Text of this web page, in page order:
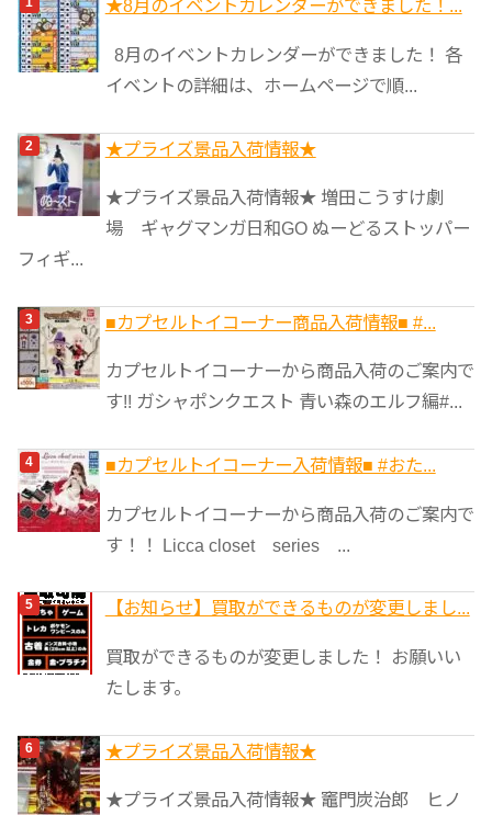
リ
ー
★8月のイベントカレンダーができました！...
8月のイベントカレンダーができました！ 各
イベントの詳細は、ホームページで順...
★プライズ景品入荷情報★
★プライズ景品入荷情報★ 増田こうすけ劇
場 ギャグマンガ日和GO ぬーどるストッパー
フィギ...
■カプセルトイコーナー商品入荷情報■ #...
カプセルトイコーナーから商品入荷のご案内で
す!! ガシャポンクエスト 青い森のエルフ編#...
■カプセルトイコーナー入荷情報■ #おた...
カプセルトイコーナーから商品入荷のご案内で
す！！ Licca closet series ...
【お知らせ】買取ができるものが変更しまし...
買取ができるものが変更しました！ お願いい
たします。
★プライズ景品入荷情報★
★プライズ景品入荷情報★ 竈門炭治郎 ヒノ